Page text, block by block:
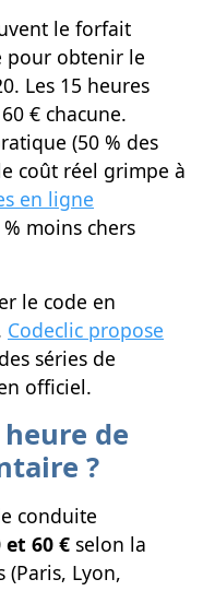
le forfait
pour obtenir le
Les 15 heures
€ chacune.
(50 % des
coût réel grimpe à
en ligne
moins chers
le code en
Codeclic propose
séries de
officiel.
de
?
conduite
et 60 € selon la
(Paris, Lyon,